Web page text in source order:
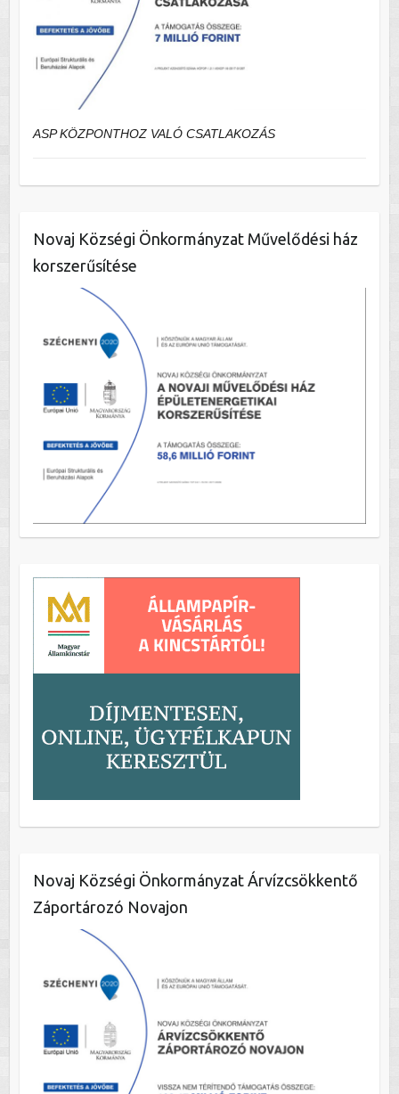
ASP KÖZPONTHOZ VALÓ CSATLAKOZÁS
Novaj Községi Önkormányzat Művelődési ház
korszerűsítése
Novaj Községi Önkormányzat Árvízcsökkentő
Záportározó Novajon